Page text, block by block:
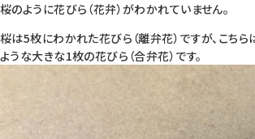
桜のように花びら（花弁）がわかれていません。
桜は5枚にわかれた花びら（離弁花）ですが、こち
ような大きな1枚の花びら（合弁花）です。